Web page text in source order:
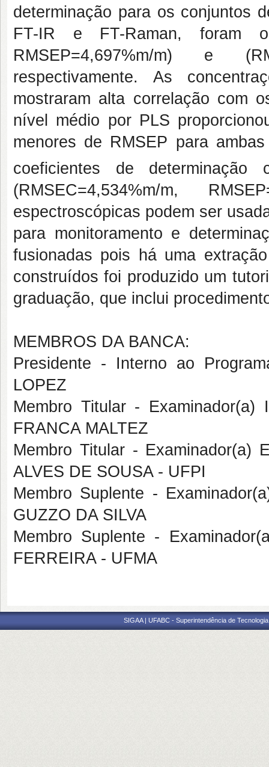
determinação para os conjuntos
FT-IR e FT-Raman, foram
RMSEP=4,697%m/m) e
respectivamente. As
mostraram alta correlação com
nível médio por PLS
menores de RMSEP para
coeficientes de
(RMSEC=4,534%m/m,
espectroscópicas podem ser
para monitoramento e
fusionadas pois há uma
construídos foi produzido um
graduação, que inclui
MEMBROS DA BANCA:
Presidente - Interno ao
LOPEZ
Membro Titular -
FRANCA MALTEZ
Membro Titular - Examinador(a)
ALVES DE SOUSA - UFPI
Membro Suplente -
GUZZO DA SILVA
Membro Suplente -
FERREIRA - UFMA
SIGAA | UFABC - Superintendência de